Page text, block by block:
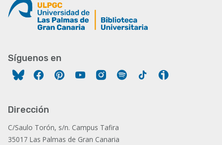
Síguenos en
FacebookPinterestYouTubeInstagram
Spotify Tiktok
Dirección
C/Saulo Torón, s/n. Campus Tafira
35017 Las Palmas de Gran Canaria